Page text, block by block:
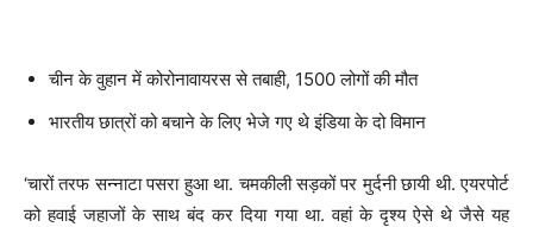
चीन के वुहान में कोरोनावायरस से तबाही, 1500 लोगों की मौत
भारतीय छात्रों को बचाने के लिए भेजे गए थे इंडिया के दो विमान
‘चारों तरफ सन्नाटा पसरा हुआ था. चमकीली सड़कों पर मुर्दनी छायी थी. एयरपोर्ट
को हवाई जहाजों के साथ बंद कर दिया गया था. वहां के दृश्य ऐसे थे जैसे यह